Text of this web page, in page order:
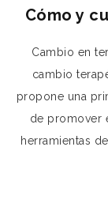
Cómo y
Cambio en
cambio
propone una
de promover
herramientas